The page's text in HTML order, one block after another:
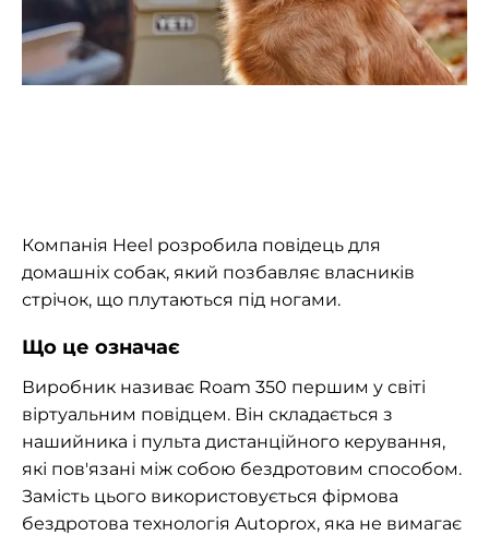
Компанія Heel розробила повідець для
домашніх собак, який позбавляє власників
стрічок, що плутаються під ногами.
Що це означає
Виробник називає Roam 350 першим у світі
віртуальним повідцем. Він складається з
нашийника і пульта дистанційного керування,
які пов'язані між собою бездротовим способом.
Замість цього використовується фірмова
бездротова технологія Autoprox, яка не вимагає